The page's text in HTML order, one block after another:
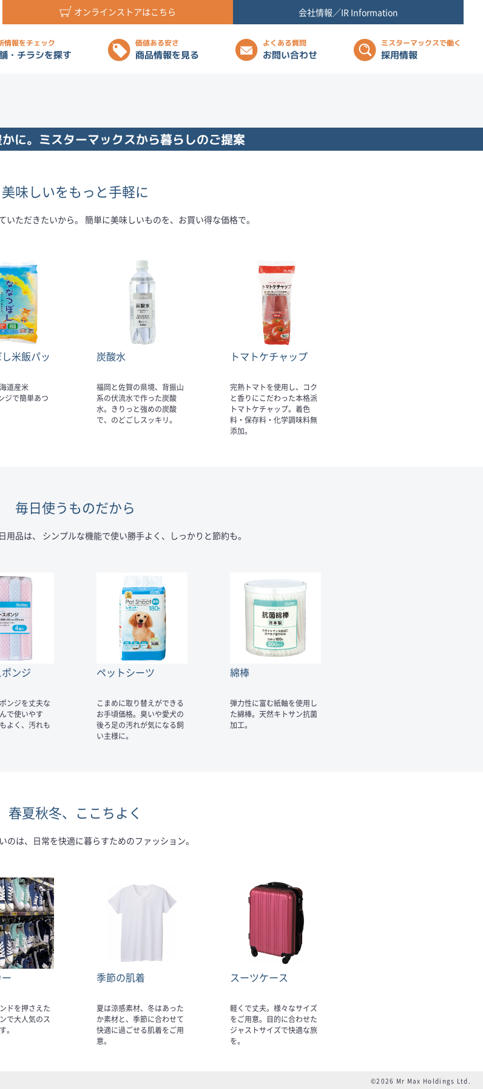
情報をチェック
・チラシを探す
価値ある安さ
商品情報を見る
よくある質問
お問い合わせ
ミスターマックスで働く
採用情報
オンラインストアはこちら 会社情報／IR Information
に。ミスターマックスから暮らしのご提案
美味しいをもっと手軽に
いただきたいから。 簡単に美味しいものを、お買い得な価格で。
米飯パッ
道産米
ジで簡単あつ
炭酸水
福岡と佐賀の県境、背振山
系の伏流水で作った炭酸
水。きりっと強めの炭酸
で、のどごしスッキリ。
トマトケチャップ
完熟トマトを使用し、コク
と香りにこだわった本格派
トマトケチャップ。着色
料・保存料・化学調味料無
添加。
毎日使うものだから
用品は、 シンプルな機能で使い勝手よく、しっかりと節約も。
ンジ
ンジを丈夫な
で使いやす
よく、汚れも
ペットシーツ
こまめに取り替えができる
お手頃価格。臭いや愛犬の
後ろ足の汚れが気になる飼
い主様に。
綿棒
弾力性に富む紙軸を使用し
た綿棒。天然キトサン抗菌
加工。
春夏秋冬、ここちよく
のは、日常を快適に暮らすためのファッション。
ドを押さえた
で大人気のス
。
季節の肌着
夏は涼感素材、冬はあった
か素材と、季節に合わせて
快適に過ごせる肌着をご用
意。
スーツケース
軽くで丈夫。様々なサイズ
をご用意。目的に合わせた
ジャストサイズで快適な旅
を。
©2026 Mr Max Holdings Ltd.